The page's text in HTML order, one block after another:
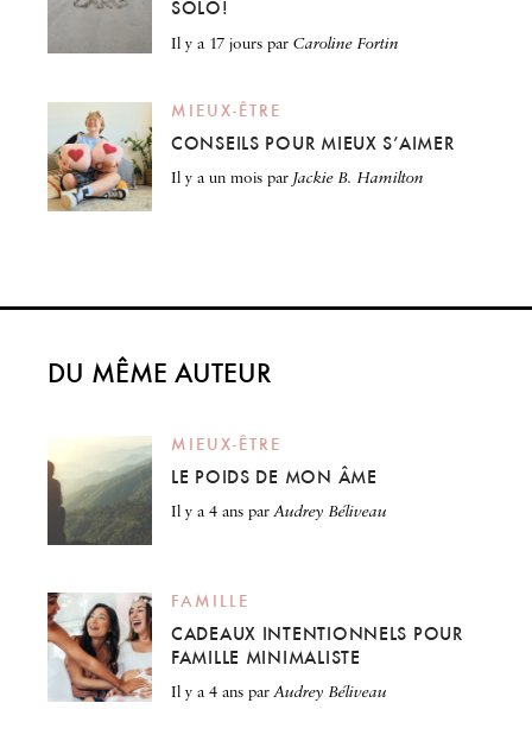
SOLO!
il y a 17 jours par Caroline Fortin
MIEUX-ÊTRE
CONSEILS POUR MIEUX S’AIMER
il y a un mois par Jackie B. Hamilton
DU MÊME AUTEUR
MIEUX-ÊTRE
LE POIDS DE MON ÂME
il y a 4 ans parAudrey Béliveau
FAMILLE
CADEAUX INTENTIONNELS POUR
FAMILLE MINIMALISTE
il y a 4 ans parAudrey Béliveau